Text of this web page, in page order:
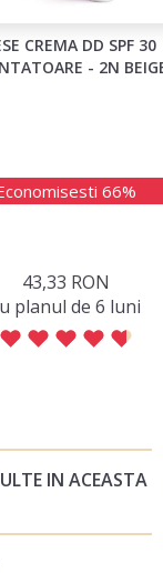
CREMA DD SPF 30
- 2N
66%
43,33 RON
planul de 6 luni
IN ACEASTA